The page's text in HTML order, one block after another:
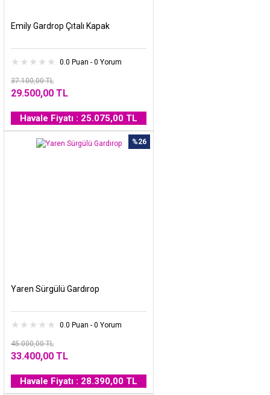
Emily Gardrop Çıtalı Kapak
0.0 Puan - 0 Yorum
37.100,00 TL
29.500,00 TL
Havale Fiyatı : 25.075,00 TL
%26
Yaren Sürgülü Gardırop
0.0 Puan - 0 Yorum
45.000,00 TL
33.400,00 TL
Havale Fiyatı : 28.390,00 TL